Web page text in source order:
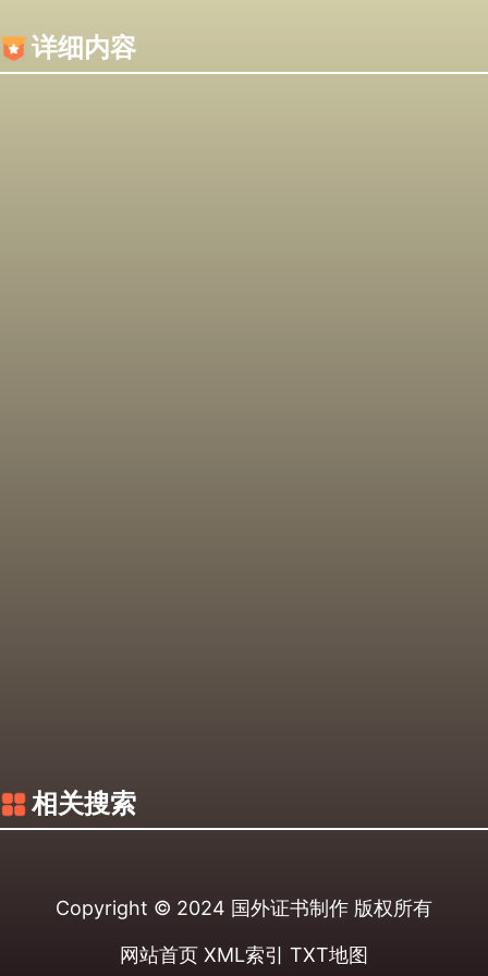
详细内容
相关搜索
Copyright © 2024 国外证书制作 版权所有
网站首页 XML索引 TXT地图